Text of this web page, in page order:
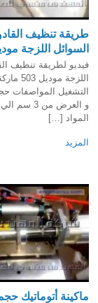
طريقة تنظيف
السوائل اللزجة موديل 503 ماركة
فيديو لطريقة تنظيف
المواد […]
المزيد
ماكينة أتوماتيك